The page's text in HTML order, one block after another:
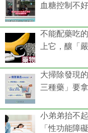
血糖控制不
不能配藥吃
上它，釀「
大掃除發現
三種藥」要
小弟弟抬不
「性功能障